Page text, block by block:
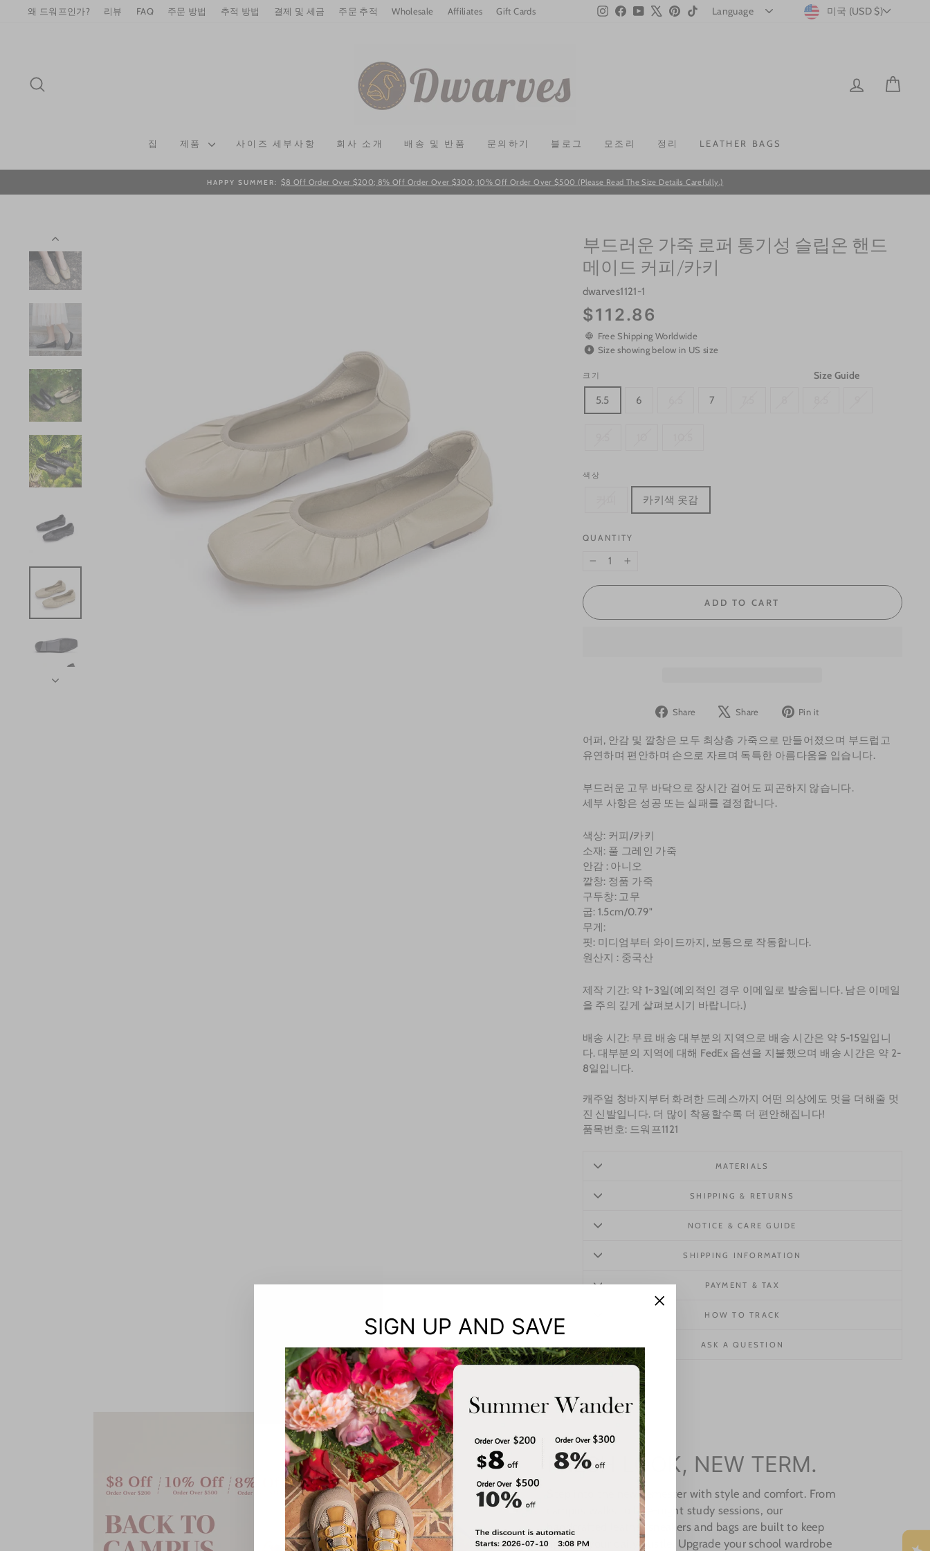
왜 드워프인가? 리뷰 FAQ 주문 방법 추적 방법 결제 및 세금 주문 추적 Wholesale Affiliates Gift Cards InstagramFacebookYouTube Pinterest
TikTok 미국 (USD $)
LOG IN
집 제품 사이즈 세부사항 회사 소개 배송 및 반품 문의하기 블로그 모조리 정리 LEATHER BAGS
Pause
HAPPY SUMMER: $8 Off Order Over $200; 8% Off Order Over $300; 10% Off Order Over $500 (Please Read The Size Details Carefully.)
부드러운 가죽 로퍼 통기성 슬립온 핸드
메이드 커피/카키
dwarves1121-1
Regular
price
$112.86
Free Shipping Worldwide
Size showing below in US size
Size Guide
크기
5.5 6 7
색상
카키색 옷감
QUANTITY
ADD TO CART
Share
Share
Facebook
Share
Tweet
X
Pin it
Pinterest
어퍼, 안감 및 깔창은 모두 최상층 가죽으로 만들어졌으며 부드럽고
유연하며 편안하며 손으로 자르며 독특한 아름다움을 입습니다.
부드러운 고무 바닥으로 장시간 걸어도 피곤하지 않습니다.
세부 사항은 성공 또는 실패를 결정합니다.
색상: 커피/카키
소재: 풀 그레인 가죽
안감 : 아니오
깔창: 정품 가죽
구두창: 고무
굽: 1.5cm/0.79"
무게:
핏: 미디엄부터 와이드까지, 보통으로 작동합니다.
원산지 : 중국산
제작 기간: 약 1~3일(예외적인 경우 이메일로 발송됩니다. 남은 이메일
을 주의 깊게 살펴보시기 바랍니다.)
배송 시간: 무료 배송 대부분의 지역으로 배송 시간은 약 5-15일입니
다. 대부분의 지역에 대해 FedEx 옵션을 지불했으며 배송 시간은 약 2-
8일입니다.
캐주얼 청바지부터 화려한 드레스까지 어떤 의상에도 멋을 더해줄 멋
진 신발입니다. 더 많이 착용할수록 더 편안해집니다!
품목번호: 드워프1121
MATERIALS
SHIPPING & RETURNS
NOTICE & CARE GUIDE
SHIPPING INFORMATION
PAYMENT & TAX
HOW TO TRACK
ASK A QUESTION
FRESH LOOK, NEW TERM.
Step into the new semester with style and comfort. From
campus walks to late-night study sessions, our
handcrafted leather sneakers and bags are built to keep
up with your daily hustle. Upgrade your school wardrobe
SIGN UP AND SAVE